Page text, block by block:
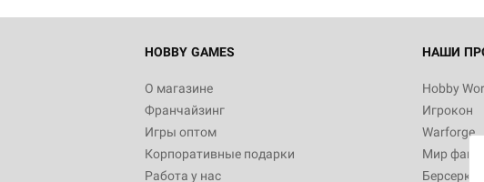
HOBBY GAMES
О магазине
Франчайзинг
Игры оптом
Корпоративные подарки
Работа у нас
НАШИ
Hobby
Игрокон
Warforge
Мир
Берсерк